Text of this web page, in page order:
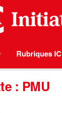
Rubriques IC
: PMU